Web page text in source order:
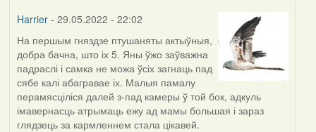
Harrier- 29.05.2022 - 22:02
На першым гняздзе птушаняты актыўныя,
добра бачна, што іх 5. Яны ўжо заўважна
падраслі і самка не можа ўсіх загнаць пад
сябе калі абагравае іх. Малыя памалу
перамясціліся далей з-пад камеры ў той бок, адкуль
імавернасць атрымаць ежу ад мамы большая і зараз
глядзець за кармленнем стала цікавей.